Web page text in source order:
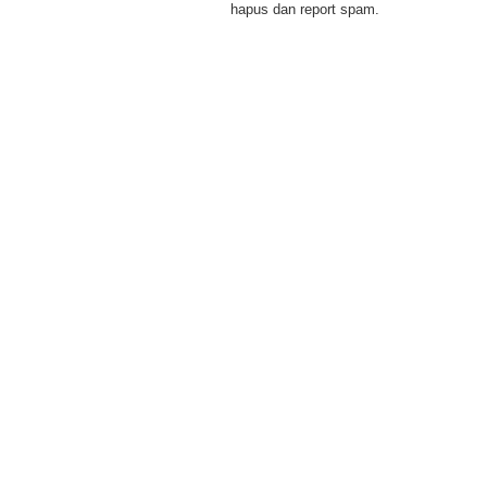
hapus dan report spam.